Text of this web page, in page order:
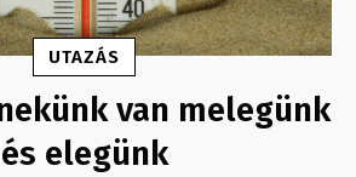
UTAZÁS
van melegünk
és elegünk